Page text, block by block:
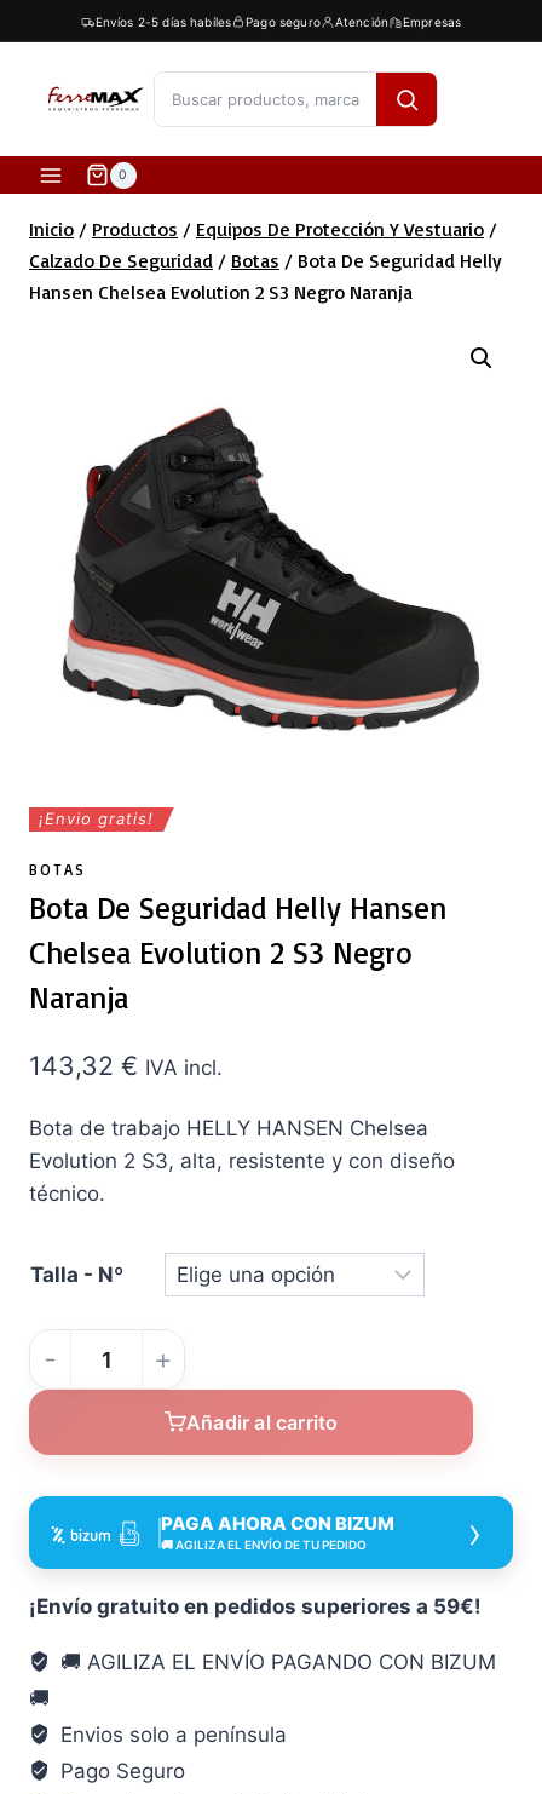
al
contenido
Envíos 2-5 días habíles Pago seguro Atención Empresas
0
Inicio / Productos / Equipos De Protección Y Vestuario /
Calzado De Seguridad / Botas / Bota De Seguridad Helly
Hansen Chelsea Evolution 2 S3 Negro Naranja
¡Envio gratis!
BOTAS
Bota De Seguridad Helly Hansen
Chelsea Evolution 2 S3 Negro
Naranja
143,32 € IVA incl.
Bota de trabajo HELLY HANSEN Chelsea
Evolution 2 S3, alta, resistente y con diseño
técnico.
Talla - Nº
Bota
de
seguridad
HANSEN
Chelsea
Evolution
2
negro
naranja
cantidad
Añadir al carrito
PAGA AHORA CON BIZUM
🚚 AGILIZA EL ENVÍO DE TU PEDIDO ›
¡Envío gratuito en pedidos superiores a 59€!
🚚 AGILIZA EL ENVÍO PAGANDO CON BIZUM
🚚
Envios solo a península
Pago Seguro